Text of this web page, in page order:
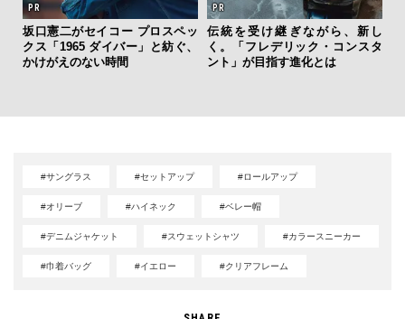
坂口憲二がセイコー プロスペッ
クス「1965 ダイバー」と紡ぐ、
かけがえのない時間
伝統を受け継ぎながら、新し
く。「フレデリック・コンスタ
ント」が目指す進化とは
#サングラス #セットアップ #ロールアップ
#オリーブ #ハイネック #ベレー帽
#デニムジャケット #スウェットシャツ #カラースニーカー
#巾着バッグ #イエロー #クリアフレーム